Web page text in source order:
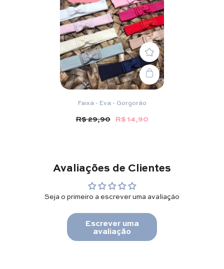
Faixa - Eva - Gorgorão
R$ 29,90 R$ 14,90
Avaliações de Clientes
Seja o primeiro a escrever uma avaliação
Escrever uma
avaliação